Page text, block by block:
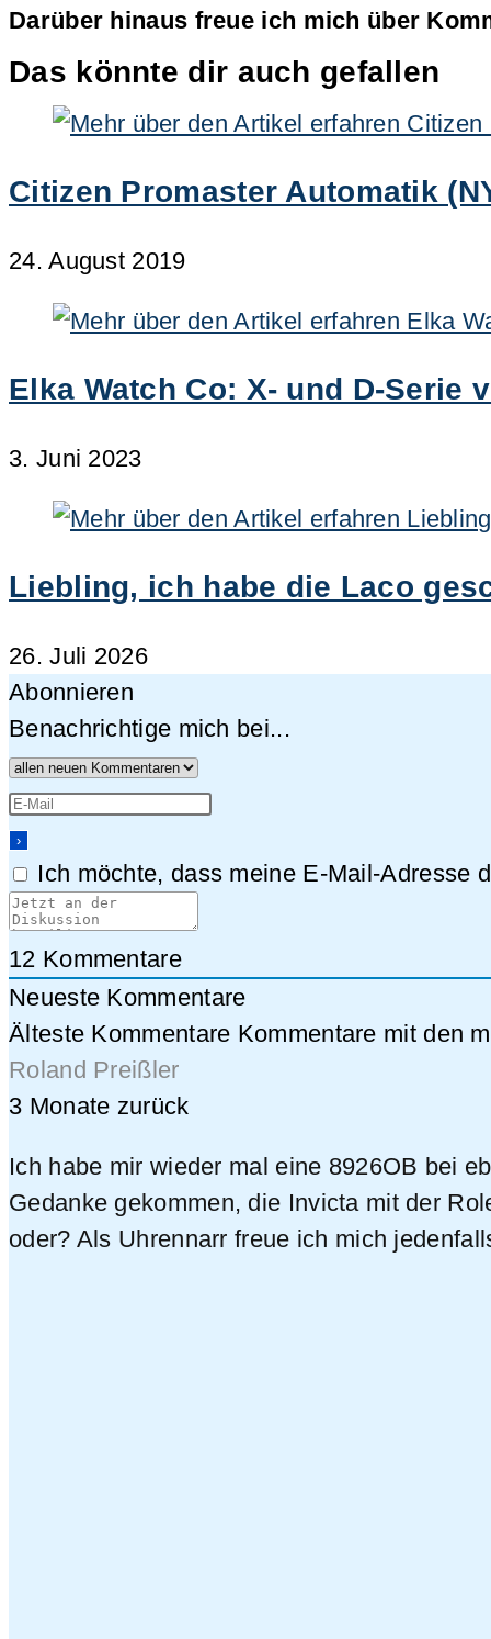
Darüber hinaus freue ich mich über
Das könnte dir auch gefallen
Citizen Promaster Automatik
24. August 2019
Elka Watch Co: X- und D-Serie
3. Juni 2023
Liebling, ich habe die Laco
26. Juli 2026
Abonnieren
Benachrichtige mich bei...
Ich möchte, dass meine E-Mail-Adresse
12 Kommentare
Neueste Kommentare
Älteste Kommentare Kommentare mit den
Roland Preißler
3 Monate zurück
Ich habe mir wieder mal eine 8926OB bei
Gedanke gekommen, die Invicta mit der
oder? Als Uhrennarr freue ich mich